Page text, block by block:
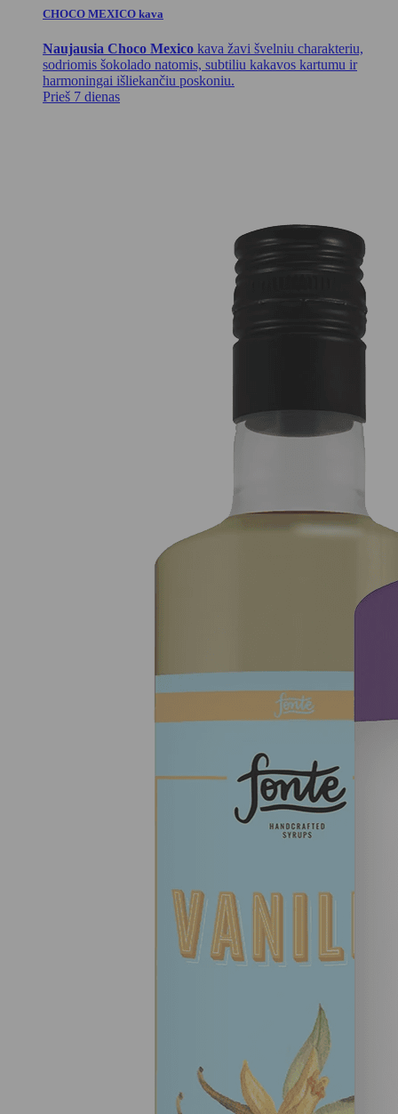
CHOCO MEXICO kava
Naujausia Choco Mexico kava žavi švelniu charakteriu,
sodriomis šokolado natomis, subtiliu kakavos kartumu ir
harmoningai išliekančiu poskoniu.
Prieš 7 dienas